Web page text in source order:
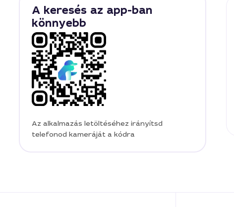
A keresés az app-ban
könnyebb
Az alkalmazás letöltéséhez irányítsd
telefonod kameráját a kódra